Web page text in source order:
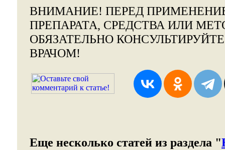
ВНИМАНИЕ! ПЕРЕД
ПРЕПАРАТА, СРЕДСТВА ИЛИ
ОБЯЗАТЕЛЬНО
ВРАЧОМ!
Еще несколько статей из раздела "